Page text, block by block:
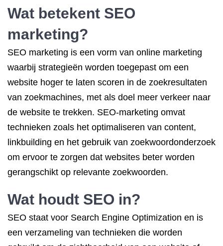
Wat betekent SEO
marketing?
SEO marketing is een vorm van online marketing
waarbij strategieën worden toegepast om een
website hoger te laten scoren in de zoekresultaten
van zoekmachines, met als doel meer verkeer naar
de website te trekken. SEO-marketing omvat
technieken zoals het optimaliseren van content,
linkbuilding en het gebruik van zoekwoordonderzoek
om ervoor te zorgen dat websites beter worden
gerangschikt op relevante zoekwoorden.
Wat houdt SEO in?
SEO staat voor Search Engine Optimization en is
een verzameling van technieken die worden